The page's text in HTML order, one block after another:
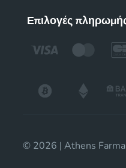
Επιλογές
© 2026 | Athens